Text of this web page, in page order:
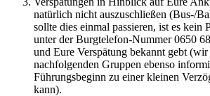
natürlich nicht auszuschließen (Bus-/
sollte dies einmal passieren, ist es kein
unter der Burgtelefon-Nummer 0650
und Eure Verspätung bekannt gebt (wir
nachfolgenden Gruppen ebenso
Führungsbeginn zu einer kleinen
kann).